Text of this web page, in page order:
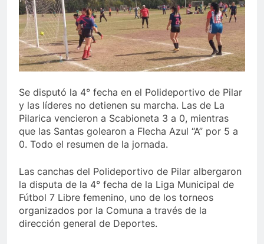
Se disputó la 4° fecha en el Polideportivo de Pilar
y las líderes no detienen su marcha. Las de La
Pilarica vencieron a Scabioneta 3 a 0, mientras
que las Santas golearon a Flecha Azul “A” por 5 a
0. Todo el resumen de la jornada.
Las canchas del Polideportivo de Pilar albergaron
la disputa de la 4° fecha de la Liga Municipal de
Fútbol 7 Libre femenino, uno de los torneos
organizados por la Comuna a través de la
dirección general de Deportes.